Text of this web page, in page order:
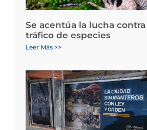
Se acentúa la lucha
tráfico de especies
Leer Más >>